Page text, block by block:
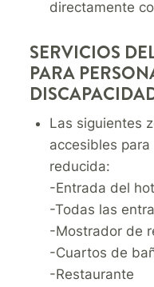
directamente
SERVICIOS
PARA
Las siguientes
accesibles
reducida:
-Entrada del
-Todas las
-Mostrador de
-Cuartos de
-Restaurante